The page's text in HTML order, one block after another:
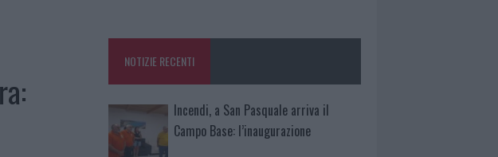
NOTIZIE RECENTI
Incendi, a San Pasquale arriva il
Campo Base: l’inaugurazione